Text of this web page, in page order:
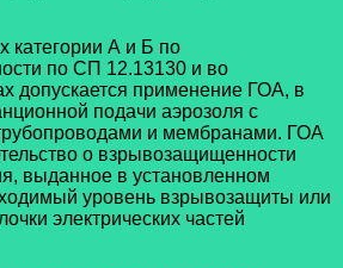
категории А и Б по
по СП 12.13130 и во
допускается применение ГОА, в
подачи аэрозоля с
и мембранами. ГОА
о взрывозащищенности
выданное в установленном
уровень взрывозащиты или
электрических частей